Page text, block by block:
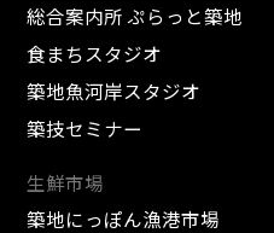
総合案内所 ぷらっと築地
食まちスタジオ
築地魚河岸スタジオ
築技セミナー
生鮮市場
築地にっぽん漁港市場